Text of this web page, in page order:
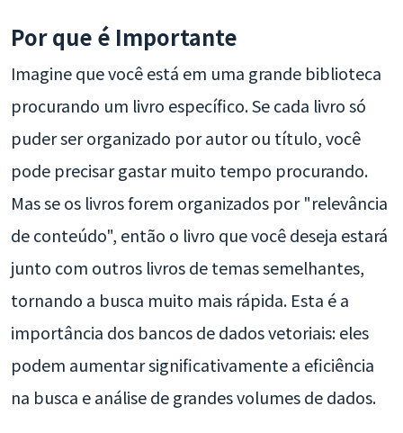
Por que é Importante
Imagine que você está em uma grande biblioteca
procurando um livro específico. Se cada livro só
puder ser organizado por autor ou título, você
pode precisar gastar muito tempo procurando.
Mas se os livros forem organizados por "relevância
de conteúdo", então o livro que você deseja estará
junto com outros livros de temas semelhantes,
tornando a busca muito mais rápida. Esta é a
importância dos bancos de dados vetoriais: eles
podem aumentar significativamente a eficiência
na busca e análise de grandes volumes de dados.